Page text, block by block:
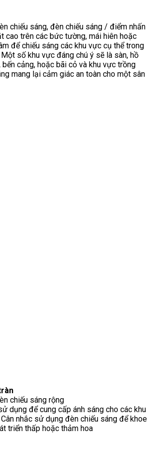
chiếu sáng, đèn chiếu sáng / điểm nhấn
cao trên các bức tường, mái hiên hoặc
để chiếu sáng các khu vực cụ thể trong
số khu vực đáng chú ý sẽ là sàn, hồ
cảng, hoặc bãi cỏ và khu vực trồng
mang lại cảm giác an toàn cho một sân
chiếu sáng rộng
dụng để cung cấp ánh sáng cho các khu
nhắc sử dụng đèn chiếu sáng để khoe
triển thấp hoặc thảm hoa